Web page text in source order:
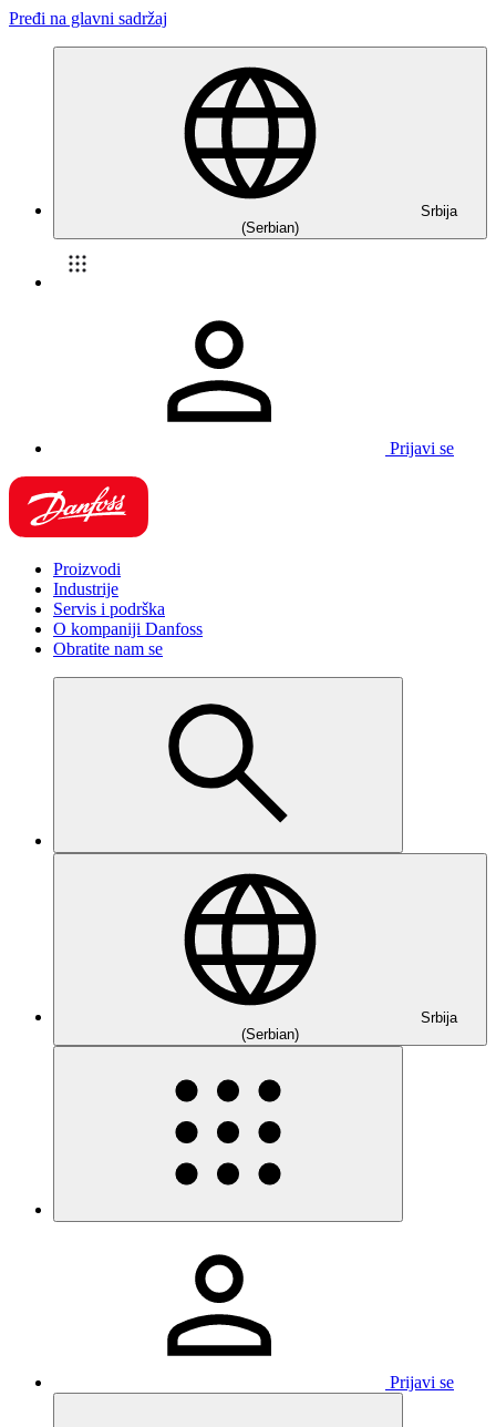
Pređi na glavni sadržaj
Srbija
(Serbian)
Prijavi se
Proizvodi
Industrije
Servis i podrška
O kompaniji Danfoss
Obratite nam se
Srbija
(Serbian)
Prijavi se